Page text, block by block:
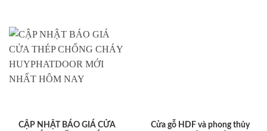
CẬP NHẬT BÁO GIÁ CỬA
Cửa gỗ HDF và phong thủy